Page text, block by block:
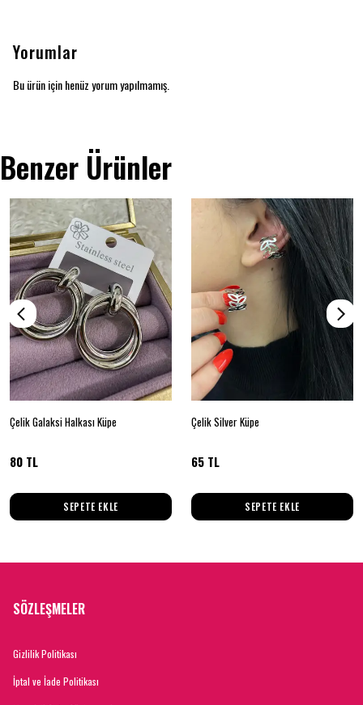
Yorumlar
Bu ürün için henüz yorum yapılmamış.
Benzer Ürünler
Çelik Galaksi Halkası Küpe
80 TL
SEPETE EKLE
Çelik Silver Küpe
65 TL
SEPETE EKLE
SÖZLEŞMELER
Gizlilik Politikası
İptal ve İade Politikası